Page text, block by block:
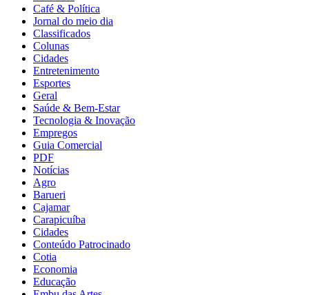
Café & Política
Jornal do meio dia
Classificados
Colunas
Cidades
Entretenimento
Esportes
Geral
Saúde & Bem-Estar
Tecnologia & Inovação
Empregos
Guia Comercial
PDF
Notícias
Agro
Barueri
Cajamar
Carapicuíba
Cidades
Conteúdo Patrocinado
Cotia
Economia
Educação